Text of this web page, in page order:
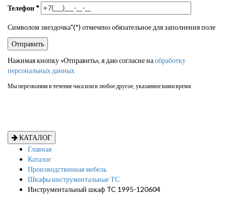
Телефон *
Символом звездочка"(*) отмечено обязательное для заполнения поле
Нажимая кнопку «Отправить», я даю согласие наобработку
персональных данных
Мы перезвоним в течение часа или в любое другое, указанное вами время
КАТАЛОГ
Главная
Каталог
Производственная мебель
Шкафы инструментальные ТС
Инструментальный шкаф TC 1995-120604